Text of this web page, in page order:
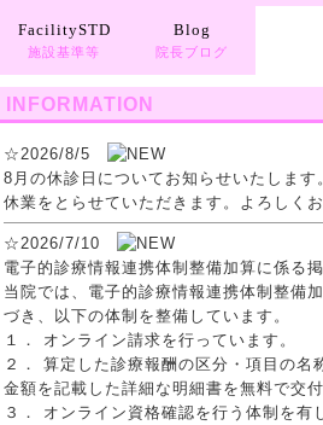
FacilitySTD
施設基準等
Blog
院長ブログ
INFORMATION
☆2026/8/5
8月の休診日についてお知らせいたしま
休業をとらせていただきます。よろしく
☆2026/7/10
電子的診療情報連携体制整備加算に係る
当院では、電子的診療情報連携体制整備
づき、以下の体制を整備しています。
１． オンライン請求を行っています。
２． 算定した診療報酬の区分・項目の名
金額を記載した詳細な明細書を無料で交付
３． オンライン資格確認を行う体制を有